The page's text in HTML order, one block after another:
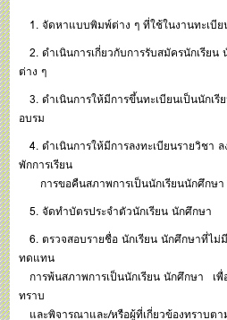
1. จัดหาแบบพิมพ์ต่าง ๆ ที่ใช้ในงานทะเบีย
2. ดำเนินการเกี่ยวกับการรับสมัครนักเรีย
ต่าง ๆ
3. ดำเนินการให้มีการขึ้นทะเบียนเป็นนักเ
อบรม
4. ดำเนินการให้มีการลงทะเบียนรายวิชา
พักการเรียน
การขอคืนสภาพการเป็นนักเรียนนักศึกษ
5. จัดทำบัตรประจำตัวนักเรียน นักศึกษา
6. ตรวจสอบรายชื่อ นักเรียน นักศึกษาที่ไ
ทดแทน
การพ้นสภาพการเป็นนักเรียน นักศึกษา เพื่
ทราบ
และพิจารณาและ/หรือผู้ที่เกี่ยวข้องทราบต